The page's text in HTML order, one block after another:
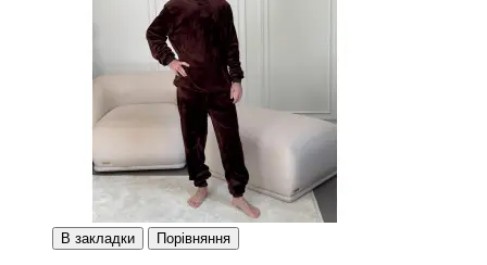
В закладки Порівняння